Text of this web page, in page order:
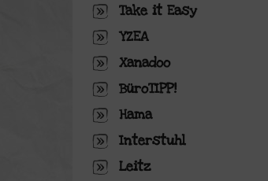
Take it Easy
YZEA
Xanadoo
BüroTIPP!
Hama
Interstuhl
Leitz